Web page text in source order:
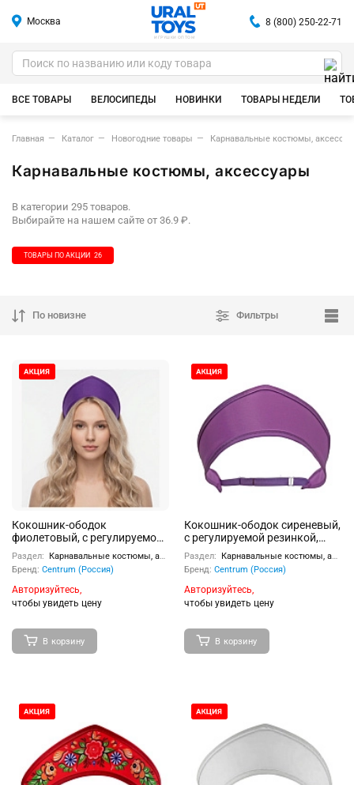
Москва
ИГРУШКИ ОПТОМ
8 (800) 250-22-71
ВСЕ ТОВАРЫ ВЕЛОСИПЕДЫ НОВИНКИ ТОВАРЫ НЕДЕЛИ
Главная Каталог Новогодние товары Карнавальные костюмы,
Карнавальные костюмы, аксессуары
В категории 295 товаров.
Выбирайте на нашем сайте от 36.9 ₽.
ТОВАРЫ ПО АКЦИИ 26
По новизне Фильтры
Кокошник-ободок
фиолетовый, с регулируемой
резинкой, размер –
универсальный, материал –
полиэстер, пластиковая
вставка
Раздел:
Карнавальные костюмы, аксессуары
Бренд: Centrum (Россия)
Авторизуйтесь,
чтобы увидеть цену
В корзину
Кокошник-ободок сиреневый,
с регулируемой резинкой,
размер – универсальный,
материал – полиэстер,
пластиковая вставка
Раздел:
Карнавальные костюмы, аксессуары
Бренд: Centrum (Россия)
Авторизуйтесь,
чтобы увидеть цену
В корзину